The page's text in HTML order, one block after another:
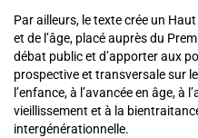
Par ailleurs, le texte crée un
et de l’âge, placé auprès du
débat public et d’apporter aux
prospective et transversale sur
l’enfance, à l’avancée en âge, à
vieillissement et à la
intergénérationnelle.